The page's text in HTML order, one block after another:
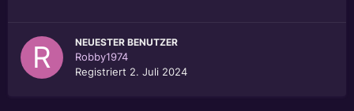
NEUESTER BENUTZER
Robby1974
Registriert 2. Juli 2024